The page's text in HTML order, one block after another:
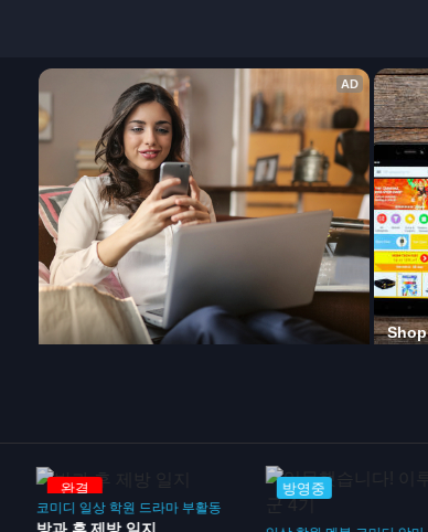
완결
코미디 일상 학원 드라마 부활동
방영중